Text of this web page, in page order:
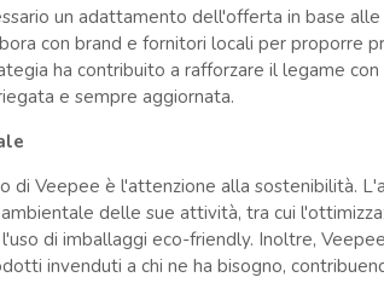
un adattamento dell'offerta in base
con brand e fornitori locali per proporre
ha contribuito a rafforzare il legame con
e sempre aggiornata.
di Veepee è l'attenzione alla sostenibilità.
delle sue attività, tra cui
di imballaggi eco-friendly. Inoltre,
invenduti a chi ne ha bisogno,